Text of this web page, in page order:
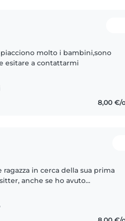
piacciono molto i bambini,sono
esitare a contattarmi
8,00 €/
ragazza in cerca della sua prima
anche se ho avuto